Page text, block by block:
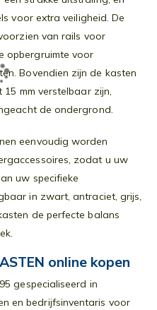
voor extra veiligheid. De
van rails voor
opbergruimte voor
Bovendien zijn de kasten
mm verstelbaar zijn,
de ondergrond.
eenvoudig worden
zodat u uw
uw specifieke
in zwart, antraciet, grijs,
de perfecte balans
online kopen
gespecialiseerd in
en bedrijfsinventaris voor